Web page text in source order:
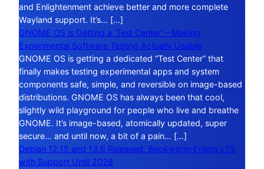
and Enlightenment achieve better and more complete
Wayland support. It’s… […]
GNOME OS is Getting a ‘Test Center’ – Making
Experimental Software Testing Actually Usable
GNOME OS is getting a dedicated “Test Center” that
finally makes testing experimental apps and system
components safe, simple, and reversible on image-based
distributions. GNOME OS has always been that cool,
slightly wild playground for people who live and breathe
GNOME. It’s image-based, atomically updated, super
secure… and until now, a bit of a pain… […]
Debian 12.15 and 13.6 Released: Bookworm Enters LTS
with Support Until 2028